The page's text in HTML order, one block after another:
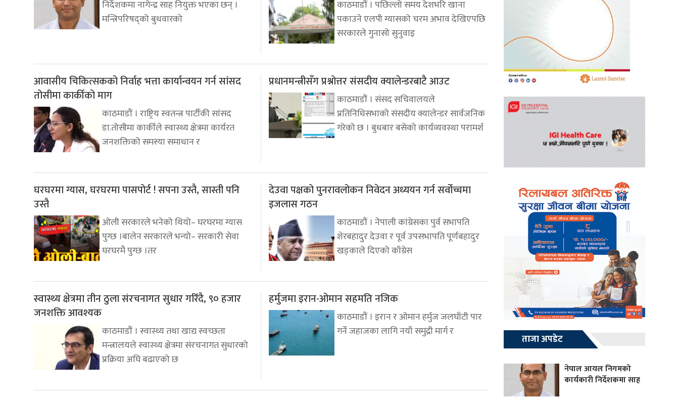
निर्देशकमा नागेन्द्र साह नियुक्त भएका छन् ।
मन्त्रिपरिषद्को बुधवारको
काठमाडौं । पछिल्लो समय देशभरि खाना
पकाउने एलपी ग्यासको चरम अभाव देखिएपछि
सरकारले गुनासो सुनुवाइ
आवासीय चिकित्सकको निर्वाह भत्ता कार्यान्वयन गर्न सांसद
तोसीमा कार्कीको माग
काठमाडौं । राष्ट्रिय स्वतन्त्र पार्टीकी सांसद
डा.तोसीमा कार्कीले स्वास्थ्य क्षेत्रमा कार्यरत
जनशक्तिको समस्या समाधान र
प्रधानमन्त्रीसँग प्रश्नोत्तर संसदीय क्यालेन्डरबाटै आउट
काठमाडौं । संसद सचिवालयले
प्रतिनिधिसभाको संसदीय क्यालेन्डर सार्वजनिक
गरेको छ । बुधबार बसेको कार्यव्यवस्था परामर्श
घरघरमा ग्यास, घरघरमा पासपोर्ट ! सपना उस्तै, सास्ती पनि
उस्तै
ओली सरकारले भनेको थियो– घरघरमा ग्यास
पुग्छ ।बालेन सरकारले भन्यो– सरकारी सेवा
घरघरमै पुग्छ ।तर
देउवा पक्षको पुनरावलोकन निवेदन अध्ययन गर्न सर्वोच्चमा
इजलास गठन
काठमाडौं । नेपाली कांग्रेसका पुर्व सभापति
शेरबहादुर देउवा र पूर्व उपसभापति पूर्णबहादुर
खड्काले दिएको काँग्रेस
स्वास्थ्य क्षेत्रमा तीन ठुला संरचनागत सुधार गरिँदै, ९० हजार
जनशक्ति आवश्यक
काठमाडौं । स्वास्थ्य तथा खाद्य स्वच्छता
मन्त्रालयले स्वास्थ्य क्षेत्रमा संरचनागत सुधारको
प्रक्रिया अघि बढाएको छ
हर्मुजमा इरान-ओमान सहमति नजिक
काठमाडौं । इरान र ओमान हर्मुज जलघाँटी पार
गर्ने जहाजका लागि नयाँ समुद्री मार्ग र
ताजा अपडेट
नेपाल आयल निगमको
कार्यकारी निर्देशकमा साह